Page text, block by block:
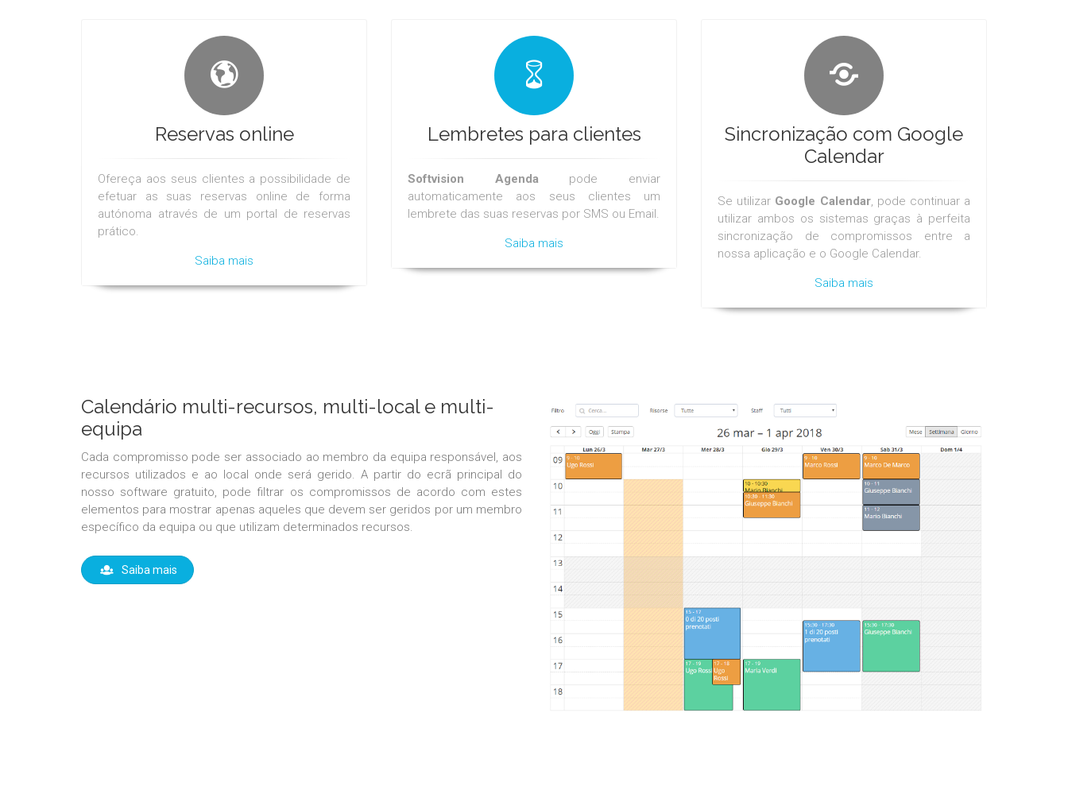
Reservas online
Ofereça aos seus clientes a possibilidade de
efetuar as suas reservas online de forma
autónoma através de um portal de reservas
prático.
Saiba mais
Lembretes para clientes
Softvision Agendapode enviar
automaticamente aos seus clientes um
lembrete das suas reservas por SMS ou Email.
Saiba mais
Sincronização com Google
Calendar
Se utilizar Google Calendar, pode continuar a
utilizar ambos os sistemas graças à perfeita
sincronização de compromissos entre a
nossa aplicação e o Google Calendar.
Saiba mais
Calendário multi-recursos, multi-local e multi-
equipa
Cada compromisso pode ser associado ao membro da equipa responsável, aos
recursos utilizados e ao local onde será gerido. A partir do ecrã principal do
nosso software gratuito, pode filtrar os compromissos de acordo com estes
elementos para mostrar apenas aqueles que devem ser geridos por um membro
específico da equipa ou que utilizam determinados recursos.
Saiba mais